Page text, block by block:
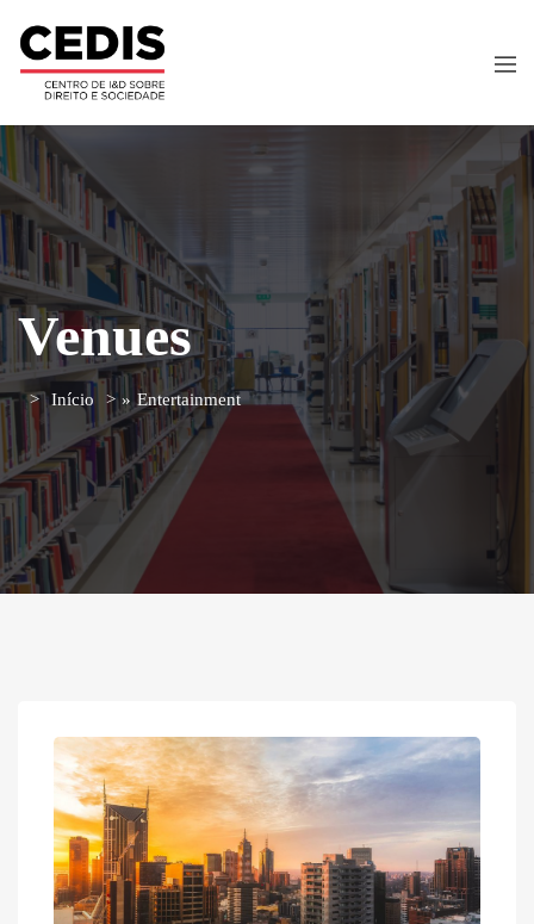
Venues
Início » Entertainment